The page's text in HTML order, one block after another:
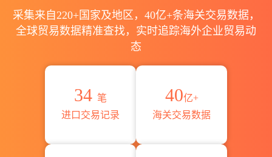
采集来自220+国家及地区，40亿+条海关交易数据，
全球贸易数据精准查找，实时追踪海外企业贸易动
态
34 笔
进口交易记录
40亿+
海关交易数据